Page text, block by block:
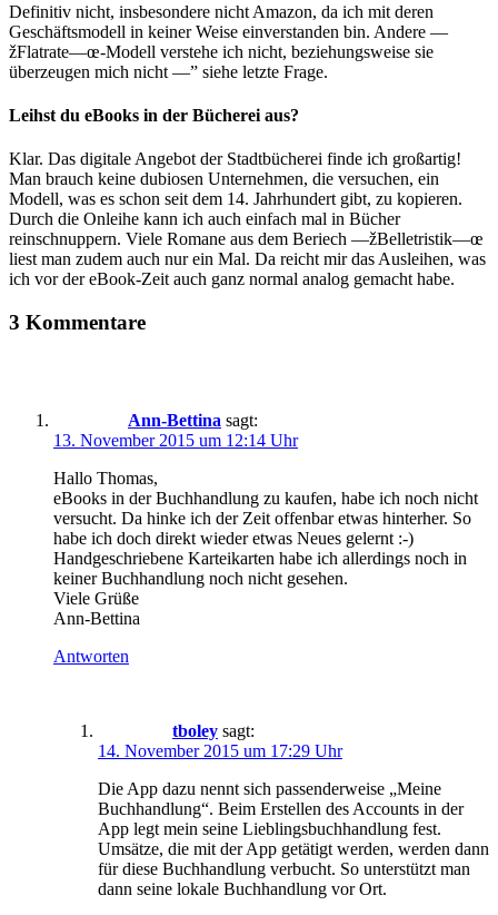
Definitiv nicht, insbesondere nicht Amazon, da ich mit deren
Geschäftsmodell in keiner Weise einverstanden bin. Andere —
žFlatrate—œ-Modell verstehe ich nicht, beziehungsweise sie
überzeugen mich nicht —” siehe letzte Frage.
Leihst du eBooks in der Bücherei aus?
Klar. Das digitale Angebot der Stadtbücherei finde ich großartig!
Man brauch keine dubiosen Unternehmen, die versuchen, ein
Modell, was es schon seit dem 14. Jahrhundert gibt, zu kopieren.
Durch die Onleihe kann ich auch einfach mal in Bücher
reinschnuppern. Viele Romane aus dem Beriech —žBelletristik—œ
liest man zudem auch nur ein Mal. Da reicht mir das Ausleihen, was
ich vor der eBook-Zeit auch ganz normal analog gemacht habe.
3 Kommentare
Ann-Bettina sagt:
13. November 2015 um 12:14 Uhr
Hallo Thomas,
eBooks in der Buchhandlung zu kaufen, habe ich noch nicht
versucht. Da hinke ich der Zeit offenbar etwas hinterher. So
habe ich doch direkt wieder etwas Neues gelernt :-)
Handgeschriebene Karteikarten habe ich allerdings noch in
keiner Buchhandlung noch nicht gesehen.
Viele Grüße
Ann-Bettina
Antworten
tboley sagt:
14. November 2015 um 17:29 Uhr
Die App dazu nennt sich passenderweise „Meine
Buchhandlung“. Beim Erstellen des Accounts in der
App legt mein seine Lieblingsbuchhandlung fest.
Umsätze, die mit der App getätigt werden, werden dann
für diese Buchhandlung verbucht. So unterstützt man
dann seine lokale Buchhandlung vor Ort.